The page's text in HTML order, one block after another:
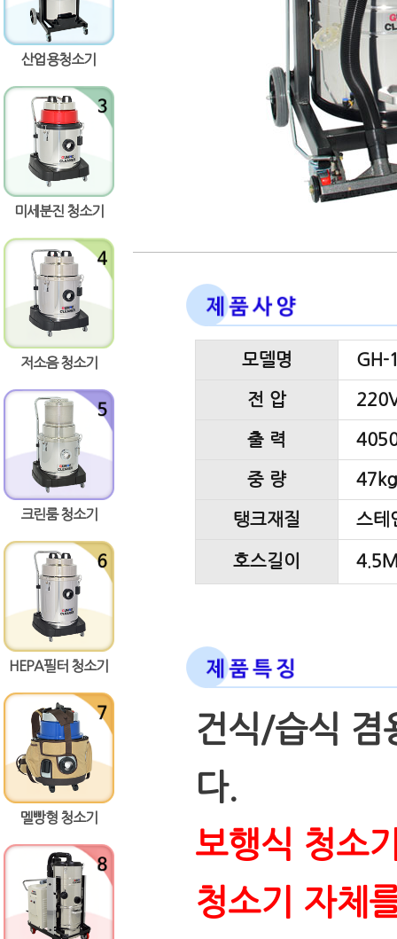
산업용청소기
미세분진 청소기
저소음 청소기
크린룸 청소기
HEPA필터 청소기
멜빵형 청소기
증가
감소
모델명 GH-
전 압
출 력
중 량 47kg
탱크재질 스테
호스길이
건식/습식 겸
다.
보행식 청소
청소기 자체